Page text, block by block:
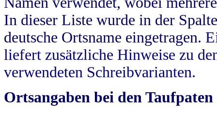
In dieser Liste wurde in der
deutsche Ortsname eingetragen.
liefert zusätzliche Hinweise zu
verwendeten Schreibvarianten.
Ortsangaben bei den Taufpaten